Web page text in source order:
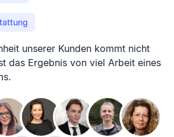
unserer Kunden kommt nicht
das Ergebnis von viel Arbeit eines